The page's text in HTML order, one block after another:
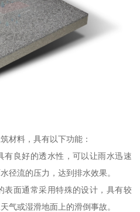
材料，具有以下功能：
有良好的透水性，可以让雨水迅速
径流的压力，达到排水效果。
表面通常采用特殊的设计，具有较
气或湿滑地面上的滑倒事故。